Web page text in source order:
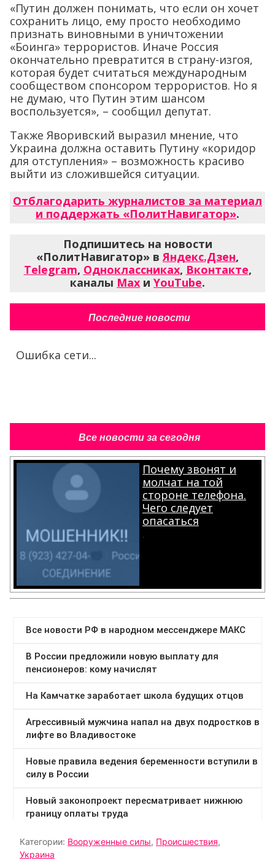
«Путин должен понимать, что если он хочет
сохранить лицо, ему просто необходимо
признать виновными в уничтожении
«Боинга» террористов. Иначе Россия
окончательно превратится в страну-изгоя,
которая будет считаться международным
сообществом спонсором террористов. Но я
не думаю, что Путин этим шансом
воспользуется», – сообщил депутат.
Также Яворивский выразил мнение, что
Украина должна оставить Путину «коридор
для отступления» – возможность красиво
выйти из сложившейся ситуации.
Отблагодарить журналистов за материал
и поддержать «ПолитНавигатор».
Подпишитесь на новости
«ПолитНавигатор» вЯндекс.Дзен,
Telegram, Одноклассниках, Вконтакте,
каналы Max и YouTube.
Последние новости
Ошибка сети...
Все новости за сегодня
Почему звонят и
молчат на той
стороне телефона.
Чего следует
опасаться
.
Категории: Вооруженные силы, Происшествия,
Украина